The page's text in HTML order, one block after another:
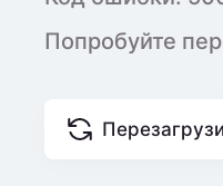
Попробуйте